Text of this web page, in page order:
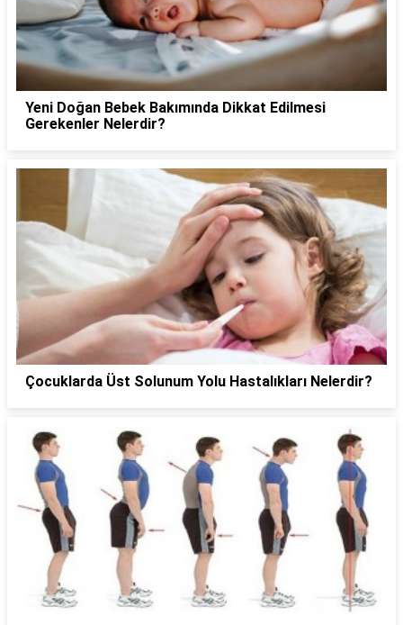
Yeni Doğan Bebek Bakımında Dikkat Edilmesi
Gerekenler Nelerdir?
Çocuklarda Üst Solunum Yolu Hastalıkları Nelerdir?